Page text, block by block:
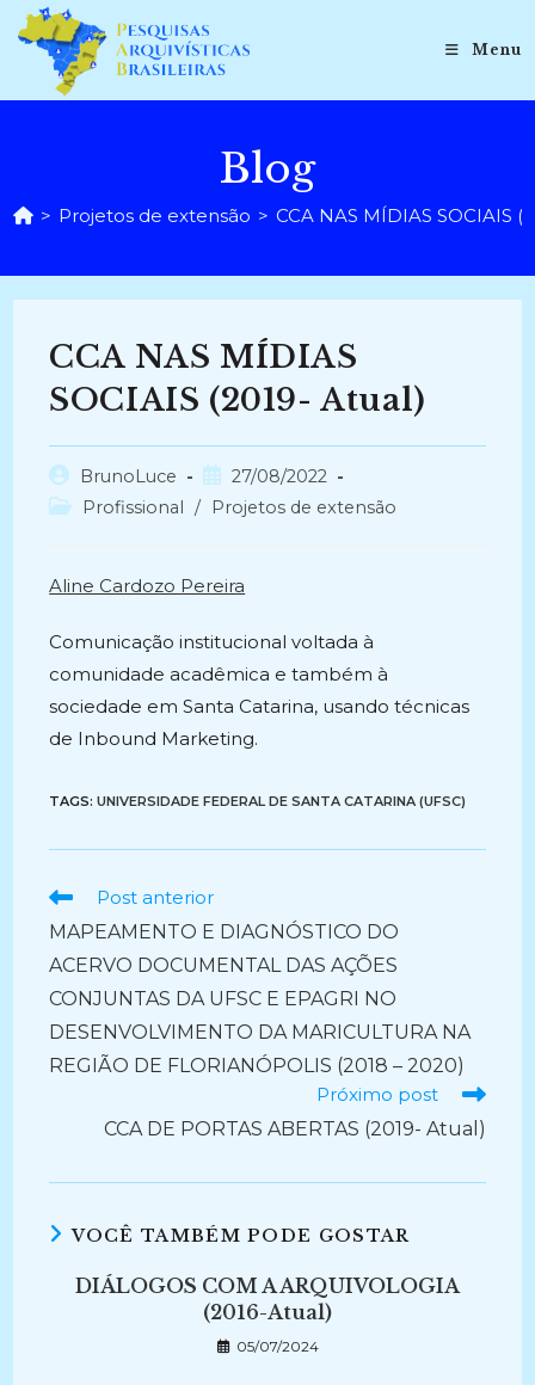
para
conteúdo
Menu
Blog
> Projetos de extensão > CCA NAS MÍDIAS SOCIAIS
CCA NAS MÍDIAS
SOCIAIS (2019- Atual)
Autor
do
BrunoLuce
Post
publicado:
27/08/2022
Categoria
Profissional / Projetos de extensão
Aline Cardozo Pereira
Comunicação institucional voltada à
comunidade acadêmica e também à
sociedade em Santa Catarina, usando técnicas
de Inbound Marketing.
TAGS:UNIVERSIDADE FEDERAL DE SANTA CATARINA (UFSC)
Ler
artigos
Post anterior
MAPEAMENTO E DIAGNÓSTICO DO
ACERVO DOCUMENTAL DAS AÇÕES
CONJUNTAS DA UFSC E EPAGRI NO
DESENVOLVIMENTO DA MARICULTURA NA
REGIÃO DE FLORIANÓPOLIS (2018 – 2020)
Próximo post
CCA DE PORTAS ABERTAS (2019- Atual)
VOCÊ TAMBÉM PODE GOSTAR
DIÁLOGOS COM A ARQUIVOLOGIA
(2016-Atual)
05/07/2024